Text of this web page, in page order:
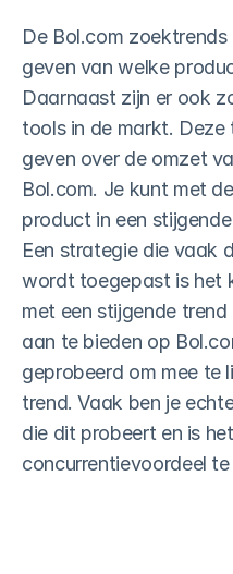
Klantverhalen
L
Meer reviews op
Altijd op de
QR generator
Fysiek reviews
Facturen
Pro-actief
Slimme
De Bol.com
geven van welke
Daarnaast zijn er ook
tools in de markt.
geven over de omzet
Bol.com. Je kunt met
product in een
Een strategie die vaak
wordt toegepast is het
met een stijgende
aan te bieden op
geprobeerd om mee te
trend. Vaak ben je
die dit probeert en is
concurrentievoordeel te